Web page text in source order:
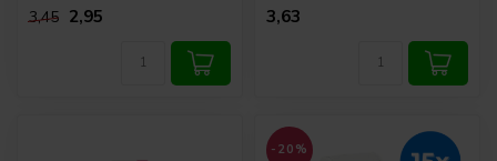
3,45 2,95 3,63
-20%